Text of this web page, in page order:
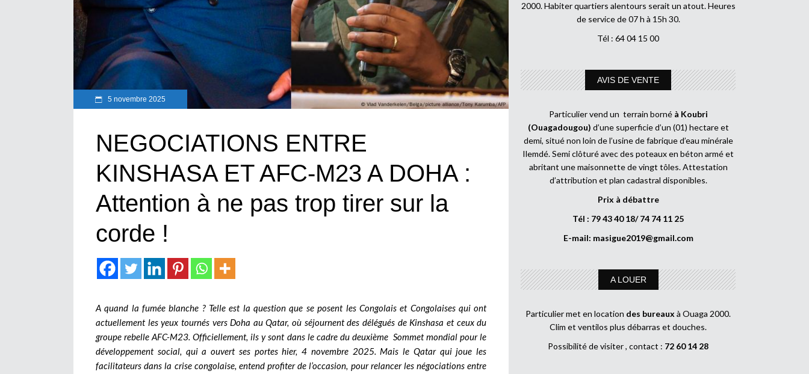
5 novembre 2025
NEGOCIATIONS ENTRE
KINSHASA ET AFC-M23 A DOHA :
Attention à ne pas trop tirer sur la
corde !
A quand la fumée blanche ? Telle est la question que se posent les Congolais et Congolaises qui ont
actuellement les yeux tournés vers Doha au Qatar, où séjournent des délégués de Kinshasa et ceux du
groupe rebelle AFC-M23. Officiellement, ils y sont dans le cadre du deuxième Sommet mondial pour le
développement social, qui a ouvert ses portes hier, 4 novembre 2025. Mais le Qatar qui joue les
facilitateurs dans la crise congolaise, entend profiter de l’occasion, pour relancer les négociations entre
2000. Habiter quartiers alentours serait un atout. Heures
de service de 07 h à 15h 30.
Tél : 64 04 15 00
AVIS DE VENTE
Particulier vend un terrain borné à Koubri
(Ouagadougou) d’une superficie d’un (01) hectare et
demi, situé non loin de l’usine de fabrique d’eau minérale
Ilemdé. Semi clôturé avec des poteaux en béton armé et
abritant une maisonnette de vingt tôles. Attestation
d’attribution et plan cadastral disponibles.
Prix à débattre
Tél : 79 43 40 18/ 74 74 11 25
E-mail: masigue2019@gmail.com
A LOUER
Particulier met en location des bureaux à Ouaga 2000.
Clim et ventilos plus débarras et douches.
Possibilité de visiter , contact : 72 60 14 28